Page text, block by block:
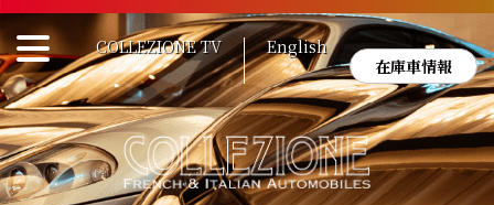
Skip
to
content
COLLEZIONE TV
English
在庫車情報